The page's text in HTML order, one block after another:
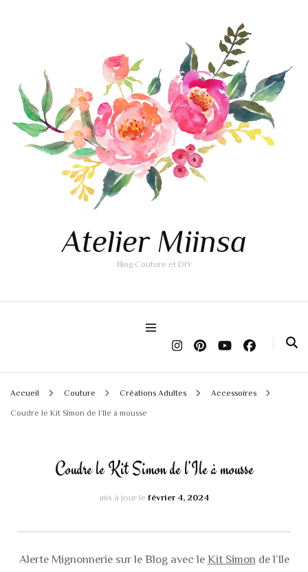
Atelier Miinsa
Blog Couture et DIY
Accueil Couture Créations Adultes Accessoires
Coudre le Kit Simon de l’Ile à mousse
Coudre le Kit Simon de l’Ile à mousse
mis à jour le février 4, 2024
Alerte Mignonnerie sur le Blog avec le Kit Simon de l’Ile